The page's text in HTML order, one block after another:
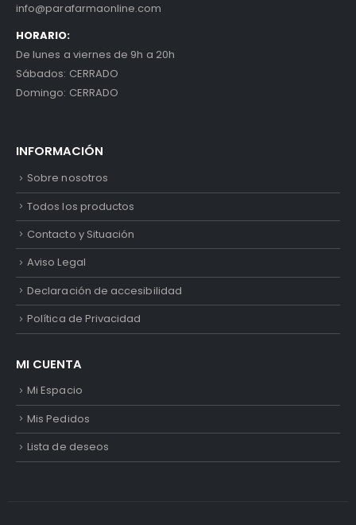
info@parafarmaonline.com
HORARIO:
De lunes a viernes de 9h a 20h
Sábados: CERRADO
Domingo: CERRADO
INFORMACIÓN
Sobre nosotros
Todos los productos
Contacto y Situación
Aviso Legal
Declaración de accesibilidad
Política de Privacidad
MI CUENTA
Mi Espacio
Mis Pedidos
Lista de deseos